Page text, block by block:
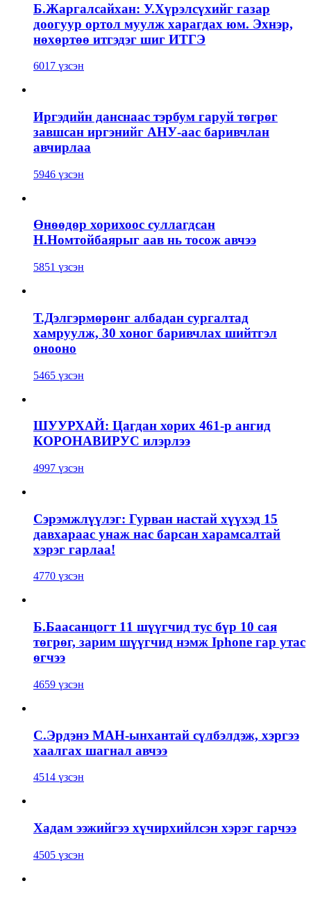
Б.Жаргалсайхан: У.Хүрэлсүхийг газар
доогуур ортол муулж харагдах юм. Эхнэр,
нөхөртөө итгэдэг шиг ИТГЭ
6017 үзсэн
Иргэдийн данснаас тэрбум гаруй төгрөг
завшсан иргэнийг АНУ-аас баривчлан
авчирлаа
5946 үзсэн
Өнөөдөр хорихоос суллагдсан
Н.Номтойбаярыг аав нь тосож авчээ
5851 үзсэн
Т.Дэлгэрмөрөнг албадан сургалтад
хамруулж, 30 хоног баривчлах шийтгэл
онооно
5465 үзсэн
ШУУРХАЙ: Цагдан хорих 461-р ангид
КОРОНАВИРУС илэрлээ
4997 үзсэн
Сэрэмжлүүлэг: Гурван настай хүүхэд 15
давхараас унаж нас барсан харамсалтай
хэрэг гарлаа!
4770 үзсэн
Б.Баасанцогт 11 шүүгчид тус бүр 10 сая
төгрөг, зарим шүүгчид нэмж Iphone гар утас
өгчээ
4659 үзсэн
С.Эрдэнэ МАН-ынхантай сүлбэлдэж, хэргээ
хаалгах шагнал авчээ
4514 үзсэн
Хадам ээжийгээ хүчирхийлсэн хэрэг гарчээ
4505 үзсэн